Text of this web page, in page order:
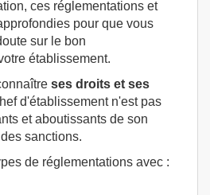
ces réglementations et
pour que vous
sur le bon
établissement.
ses droits et ses
d'établissement n'est pas
et aboutissants de son
sanctions.
de réglementations avec :